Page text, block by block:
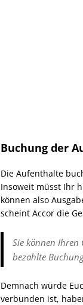
Buchung der
Die Aufenthalte
Insoweit müsst Ihr
können also
scheint Accor die
Sie können Ihren
bezahlte
Demnach würde
verbunden ist,